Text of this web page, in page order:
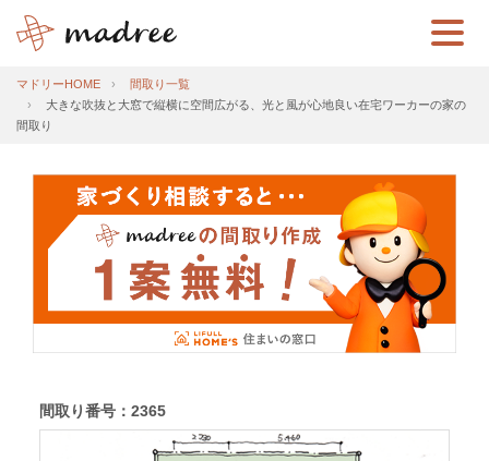
マドリーHOME
間取り一覧
大きな吹抜と大窓で縦横に空間広がる、光と風が心地良い在宅ワーカーの家の
間取り
間取り番号：2365